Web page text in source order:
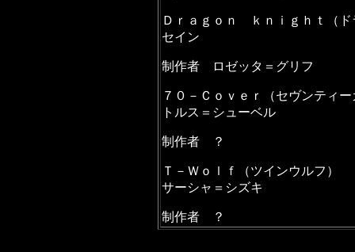
Ｄｒａｇｏｎ ｋｎｉｇｈｔ（ド
セイン
制作者 ロゼッタ＝グリフ
７０－Ｃｏｖｅｒ（セヴンティ
トルス＝シューベル
制作者 ？
Ｔ－Ｗｏｌｆ（ツインウルフ）
サーシャ＝シズキ
制作者 ？